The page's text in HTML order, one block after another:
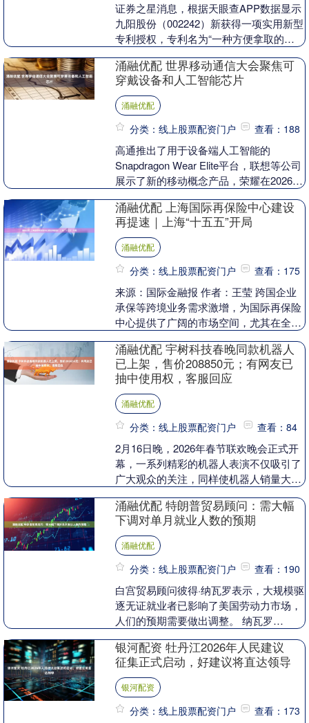
证券之星消息，根据天眼查APP数据显示
九阳股份（002242）新获得一项实用新型
专利授权，专利名为“一种方便拿取的面
涌融优配 世界移动通信大会聚焦可
穿戴设备和人工智能芯片
涌融优配
分类：线上股票配资门户 查看：188
高通推出了用于设备端人工智能的
Snapdragon Wear Elite平台，联想等公司
展示了新的移动概念产品，荣耀在2026年
涌融优配 上海国际再保险中心建设
再提速｜上海“十五五”开局
涌融优配
分类：线上股票配资门户 查看：175
来源：国际金融报 作者：王莹 跨国企业
承保等跨境业务需求激增，为国际再保险
中心提供了广阔的市场空间，尤其在全球
大潜力。 作为....
涌融优配 宇树科技春晚同款机器人
已上架，售价208850元；有网友已
抽中使用权，客服回应
涌融优配
分类：线上股票配资门户 查看：84
2月16日晚，2026年春节联欢晚会正式开
幕，一系列精彩的机器人表演不仅吸引了
广大观众的关注，同样使机器人销量大
延动力四家机....
涌融优配 特朗普贸易顾问：需大幅
下调对单月就业人数的预期
涌融优配
分类：线上股票配资门户 查看：190
白宫贸易顾问彼得·纳瓦罗表示，大规模驱
逐无证就业者已影响了美国劳动力市场，
人们的预期需要做出调整。 纳瓦罗
该为什么样的预期”....
银河配资 牡丹江2026年人民建议
征集正式启动，好建议将直达领导
银河配资
分类：线上股票配资门户 查看：173